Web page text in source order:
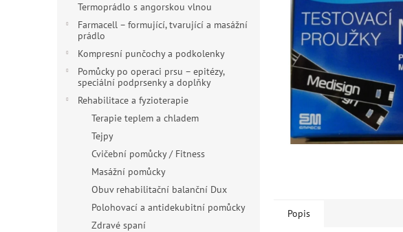
Termoprádlo s angorskou vlnou
Farmacell – formující, tvarující a masážní
prádlo
Kompresní punčochy a podkolenky
Pomůcky po operaci prsu – epitézy,
speciální podprsenky a doplňky
Rehabilitace a fyzioterapie
Terapie teplem a chladem
Tejpy
Cvičební pomůcky / Fitness
Masážní pomůcky
Obuv rehabilitační balanční Dux
Polohovací a antidekubitní pomůcky
Zdravé spaní
hvězdiček.
Popis